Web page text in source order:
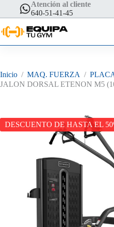
contenido
Atención al cliente
640-51-41-45
Inicio / MAQ. FUERZA /
JALON DORSAL ETENON M5
DESCUENTO DE HASTA EL